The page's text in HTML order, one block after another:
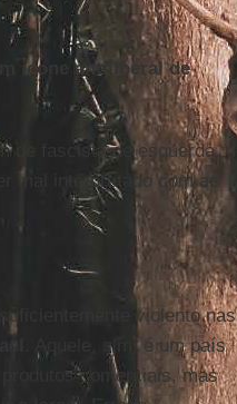
ícone antiliberal de
fascista de esquerda, de
mal interpretado com as
violento nas
. Aquele, sim, é um país
comerciais, mas